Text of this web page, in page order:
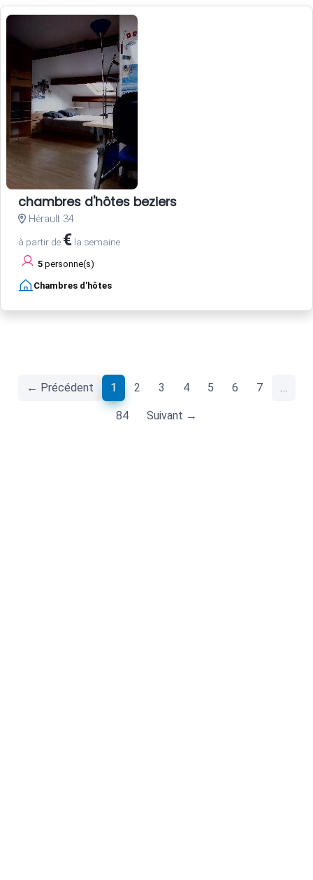
chambres d'hôtes beziers
Hérault 34
à partir de € la semaine
5 personne(s)
Chambres d'hôtes
← Précédent 1 (current)
2 3 4 5 6 7 …
84 Suivant →